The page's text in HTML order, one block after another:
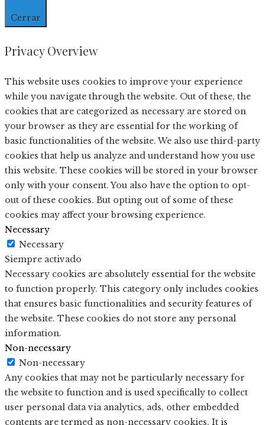
Cerrar
Privacy Overview
This website uses cookies to improve your experience
while you navigate through the website. Out of these, the
cookies that are categorized as necessary are stored on
your browser as they are essential for the working of
basic functionalities of the website. We also use third-party
cookies that help us analyze and understand how you use
this website. These cookies will be stored in your browser
only with your consent. You also have the option to opt-
out of these cookies. But opting out of some of these
cookies may affect your browsing experience.
Necessary
Necessary
Siempre activado
Necessary cookies are absolutely essential for the website
to function properly. This category only includes cookies
that ensures basic functionalities and security features of
the website. These cookies do not store any personal
information.
Non-necessary
Non-necessary
Any cookies that may not be particularly necessary for
the website to function and is used specifically to collect
user personal data via analytics, ads, other embedded
contents are termed as non-necessary cookies. It is